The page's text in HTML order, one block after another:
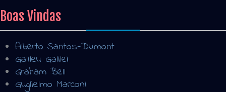
Boas Vindas
Alberto Santos-Dumont
Galileu Galilei
Graham Bell
Guglielmo Marconi